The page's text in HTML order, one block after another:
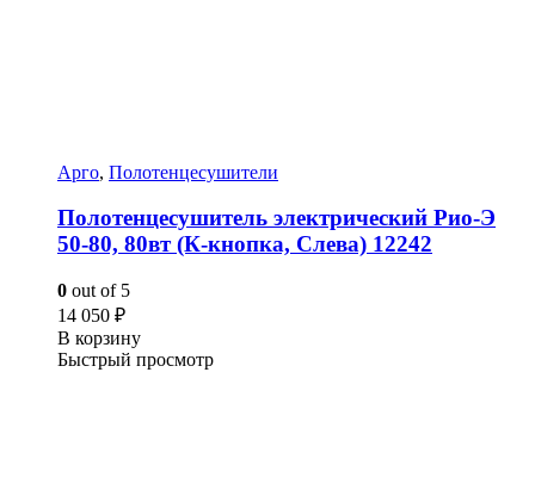
Арго, Полотенцесушители
Полотенцесушитель электрический Рио-Э
50-80, 80вт (К-кнопка, Слева) 12242
0 out of 5
14 050 ₽
В корзину
Быстрый просмотр